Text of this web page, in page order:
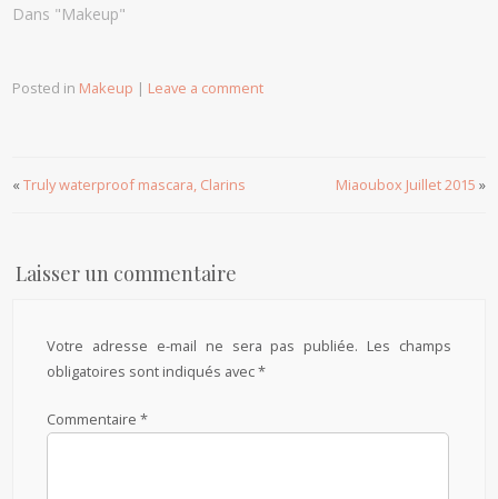
Dans "Makeup"
Posted in Makeup | Leave a comment
«Truly waterproof mascara, Clarins Miaoubox Juillet 2015 »
Laisser un commentaire
Votre adresse e-mail ne sera pas publiée. Les champs
obligatoires sont indiqués avec*
Commentaire*